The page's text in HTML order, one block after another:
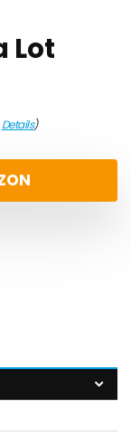
Lot
Details)